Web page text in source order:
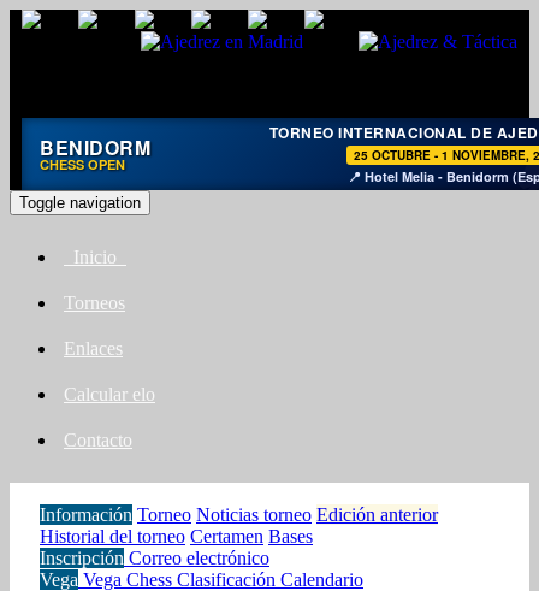
BENIDORM
CHESS OPEN
TORNEO INTERNACIONAL DE
25 OCTUBRE - 1 NOVIEMBRE,
📍 Hotel Melia - Benidorm
Toggle navigation
Inicio
Torneos
Enlaces
Calcular elo
Contacto
Información Torneo Noticias torneo Edición anterior
Historial del torneo Certamen Bases
Inscripción Correo electrónico
Vega Vega Chess Clasificación Calendario